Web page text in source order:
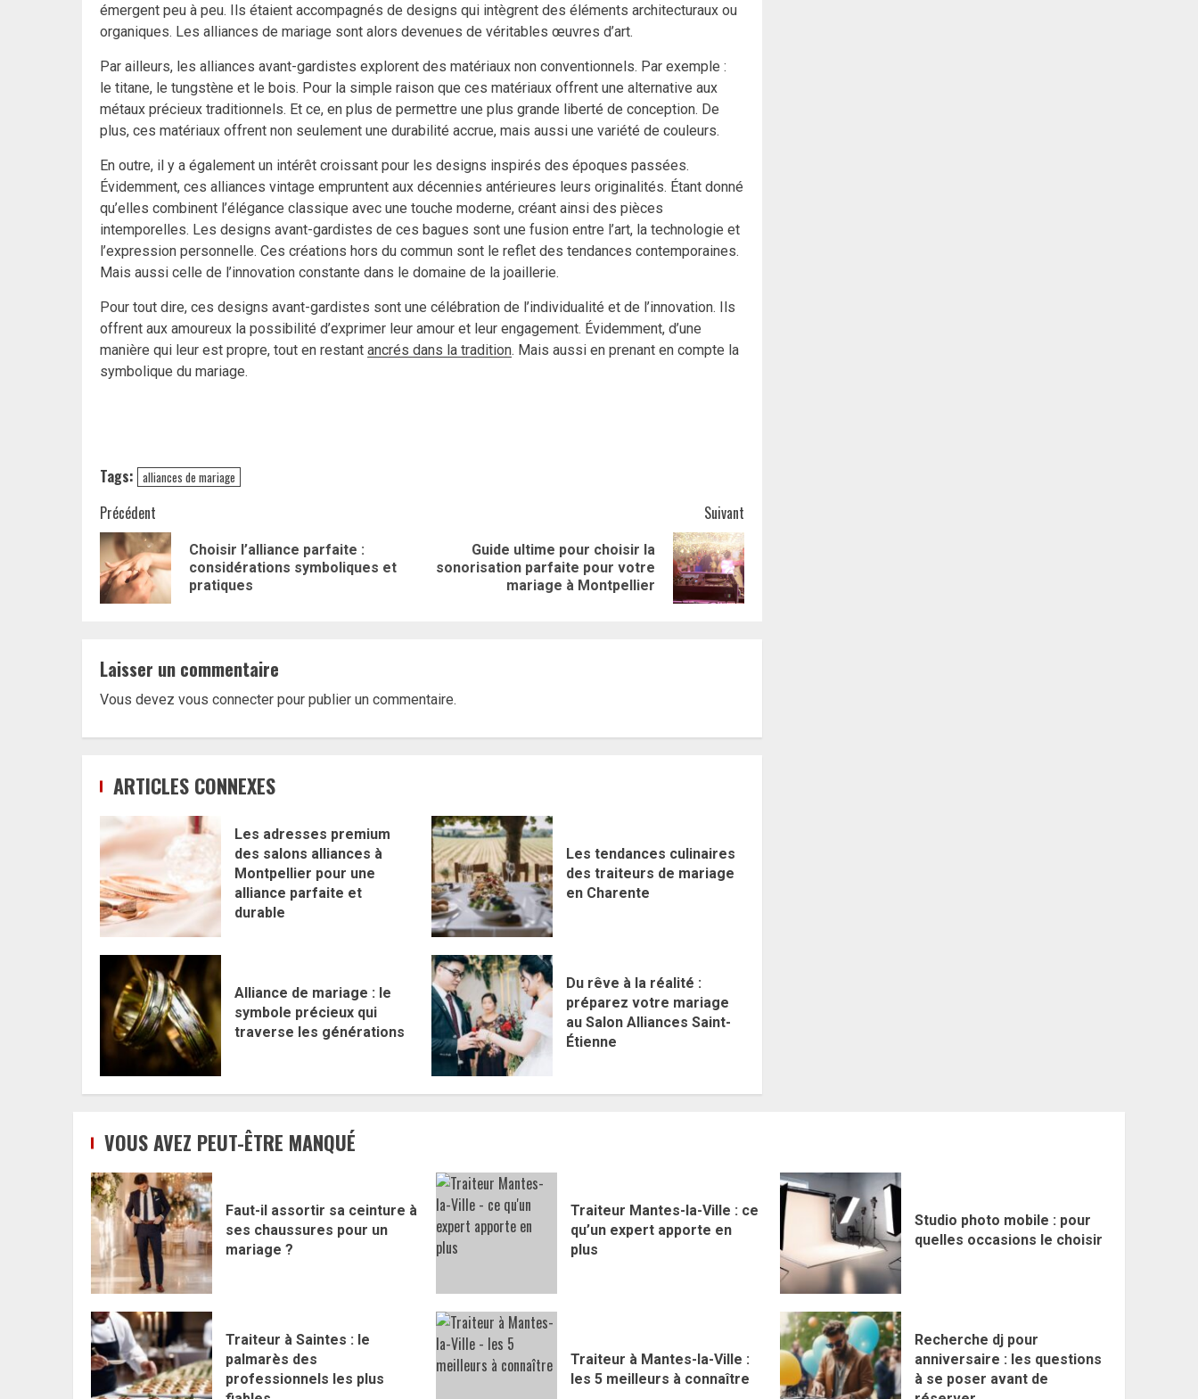
émergent peu à peu. Ils étaient accompagnés de designs qui intègrent des éléments architecturaux ou
organiques. Les alliances de mariage sont alors devenues de véritables œuvres d’art.
Par ailleurs, les alliances avant-gardistes explorent des matériaux non conventionnels. Par exemple :
le titane, le tungstène et le bois. Pour la simple raison que ces matériaux offrent une alternative aux
métaux précieux traditionnels. Et ce, en plus de permettre une plus grande liberté de conception. De
plus, ces matériaux offrent non seulement une durabilité accrue, mais aussi une variété de couleurs.
En outre, il y a également un intérêt croissant pour les designs inspirés des époques passées.
Évidemment, ces alliances vintage empruntent aux décennies antérieures leurs originalités. Étant donné
qu’elles combinent l’élégance classique avec une touche moderne, créant ainsi des pièces
intemporelles. Les designs avant-gardistes de ces bagues sont une fusion entre l’art, la technologie et
l’expression personnelle. Ces créations hors du commun sont le reflet des tendances contemporaines.
Mais aussi celle de l’innovation constante dans le domaine de la joaillerie.
Pour tout dire, ces designs avant-gardistes sont une célébration de l’individualité et de l’innovation. Ils
offrent aux amoureux la possibilité d’exprimer leur amour et leur engagement. Évidemment, d’une
manière qui leur est propre, tout en restant ancrés dans la tradition. Mais aussi en prenant en compte la
symbolique du mariage.
Tags: alliances de mariage
Navigation
d’article
Précédent
Article
Choisir l’alliance parfaite :
considérations symboliques et
pratiques
Suivant
Article
Guide ultime pour choisir la
sonorisation parfaite pour votre
mariage à Montpellier
Laisser un commentaire
Vous devez vous connecter pour publier un commentaire.
ARTICLES CONNEXES
Les adresses premium
des salons alliances à
Montpellier pour une
alliance parfaite et
durable
Les tendances culinaires
des traiteurs de mariage
en Charente
Alliance de mariage : le
symbole précieux qui
traverse les générations
Du rêve à la réalité :
préparez votre mariage
au Salon Alliances Saint-
Étienne
VOUS AVEZ PEUT-ÊTRE MANQUÉ
Faut-il assortir sa ceinture à
ses chaussures pour un
mariage ?
Traiteur Mantes-la-Ville : ce
qu’un expert apporte en
plus
Studio photo mobile : pour
quelles occasions le choisir
Traiteur à Saintes : le
palmarès des
professionnels les plus
Traiteur à Mantes-la-Ville :
les 5 meilleurs à connaître
Recherche dj pour
anniversaire : les questions
à se poser avant de